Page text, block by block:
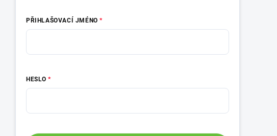
PŘIHLAŠOVACÍ JMÉNO
HESLO